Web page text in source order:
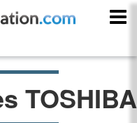
TOSHIBA